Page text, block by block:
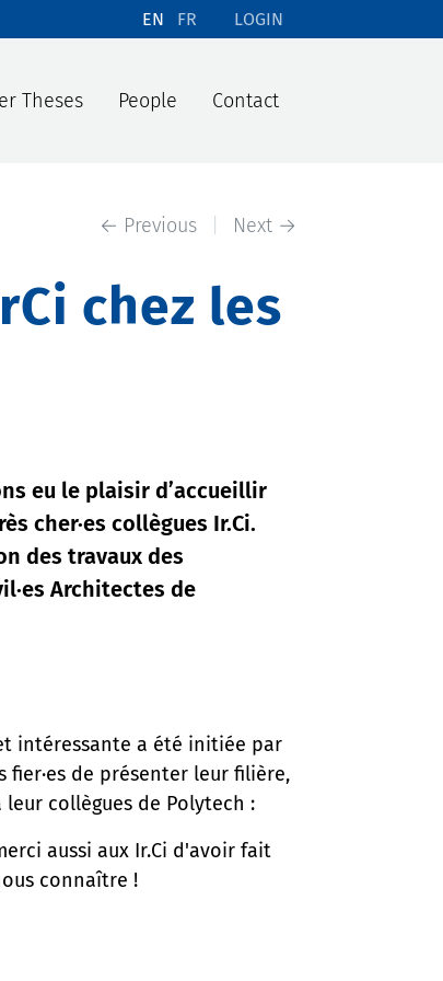
EN FR LOGIN
Theses People Contact
← Previous Next →
chez les
eu le plaisir d’accueillir
cher·es collègues Ir.Ci.
des travaux des
Architectes de
intéressante a été initiée par
fier·es de présenter leur filière,
collègues de Polytech :
aussi aux Ir.Ci d'avoir fait
connaître !